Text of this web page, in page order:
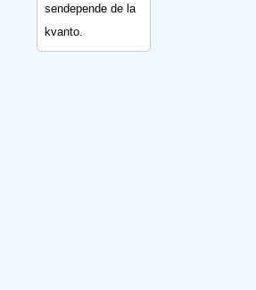
sendepende de la
kvanto.